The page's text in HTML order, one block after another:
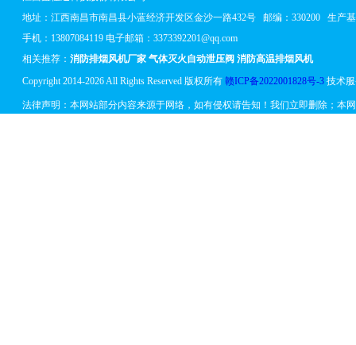
地址： 江西南昌市南昌县小蓝经济开发区金沙一路432号邮编：330200 生产基
手机：13807084119 电子邮箱：3373392201@qq.com
相关推荐： 消防排烟风机厂家 气体灭火自动泄压阀 消防高温排烟风机
Copyright 2014-2026 All Rights Reserved 版权所有 赣ICP备2022001828号-3技术服
法律声明：本网站部分内容来源于网络，如有侵权请告知！我们立即删除；本